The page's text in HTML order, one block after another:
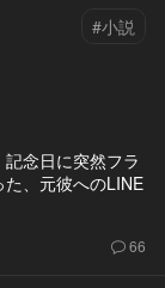
#小説
念日に突然フラ
、元彼へのLINE
66